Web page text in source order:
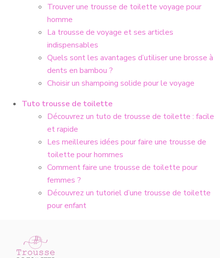
Trouver une trousse de toilette voyage pour
homme
La trousse de voyage et ses articles
indispensables
Quels sont les avantages d’utiliser une brosse à
dents en bambou ?
Choisir un shampoing solide pour le voyage
Tuto trousse de toilette
Découvrez un tuto de trousse de toilette : facile
et rapide
Les meilleures idées pour faire une trousse de
toilette pour hommes
Comment faire une trousse de toilette pour
femmes ?
Découvrez un tutoriel d’une trousse de toilette
pour enfant